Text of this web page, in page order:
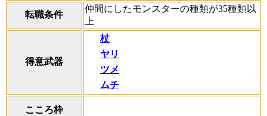
転職条件
仲間にしたモンスターの種類が35種類以
上
得意武器
杖
ヤリ
ツメ
ムチ
こころ枠